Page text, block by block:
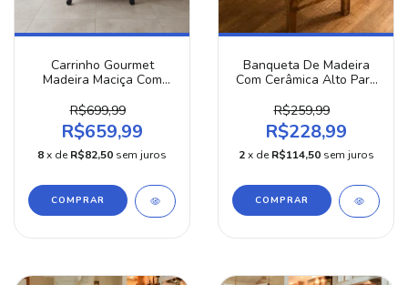
Carrinho Gourmet
Madeira Maciça Com
Flexíveis Área Gourmet
Churrasco Cantinho Do
Café Decoração Jardim
R$699,99
R$659,99
8x de R$82,50 sem juros
COMPRAR
Banqueta De Madeira
Com Cerâmica Alto Para
Bancada àrea Gourmet
R$259,99
R$228,99
2 x de R$114,50 sem juros
COMPRAR